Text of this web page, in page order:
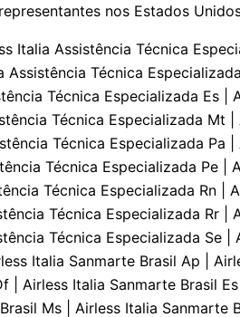
nos Estados
Sc | Airless Italia Manutençāo Serviços Especializados Sp | Airless Italia Manutençāo Serviços Especializados Se | Airless Italia Manutençāo Serviços Especializados To | Airless Italia Conserto Serviços Técnicos Especializados Sanmarte Brasil Ac | Airless Italia Conserto Serviços Técnicos Especializados Sanmarte Brasil Al | Airless Italia Conserto Serviços Técnicos Especializados Sanmarte Brasil Ap | Airless Italia Conserto Serviços Técnicos Especializados Sanmarte Brasil Am | Airless Italia Conserto Serviços Técnicos Especializados Sanmarte Brasil Ba | Airless Italia Conserto Serviços Técnicos Especializados Sanmarte Brasil Ce | Airless Italia Conserto Serviços Técnicos Especializados Sanmarte Brasil Df | Airless Italia Conserto Serviços Técnicos Especializados Sanmarte Brasil Es | Airless Italia Conserto Serviços Técnicos Especializados Sanmarte Brasil Go | Airless Italia Conserto Serviços Técnicos Especializados Sanmarte Brasil Ma | Airless Italia Conserto Serviços Técnicos Especializados Sanmarte Brasil Mt | Airless Italia Conserto Serviços Técnicos Especializados Sanmarte Brasil Ms | Airless Italia Conserto Serviços Técnicos Especializados Sanmarte Brasil Mg | Airless Italia Conserto Serviços Técnicos Especializados Sanmarte Brasil Pa | Airless Italia Conserto Serviços Técnicos Especializados Sanmarte Brasil Pb | Airless Italia Conserto Serviços Técnicos Especializados Sanmarte Brasil Pr | Airless Italia Conserto Serviços Técnicos Especializados Sanmarte Brasil Pe | Airless Italia Conserto Serviços Técnicos Especializados Sanmarte Brasil Pi | Airless Italia Conserto Serviços Técnicos Especializados Sanmarte Brasil Rj | Airless Italia Conserto Serviços Técnicos Especializados Sanmarte Brasil Rn | Airless Italia Conserto Serviços Técnicos Especializados Sanmarte Brasil Rs | Airless Italia Conserto Serviços Técnicos Especializados Sanmarte Brasil Ro | Airless Italia